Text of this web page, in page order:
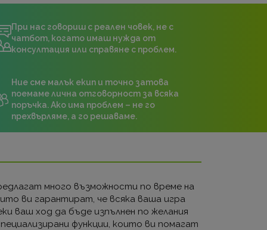
При нас говориш с реален човек, не с
чатбот, когато имаш нужда от
консултация или справяне с проблем.
Ние сме малък екип и точно затова
поемаме лична отговорност за всяка
поръчка. Ако има проблем – не го
прехвърляме, а го решаваме.
много възможности по време на
ви гарантират, че всяка ваша игра
ваш ход да бъде изпълнен по желания
функции, които ви помагат